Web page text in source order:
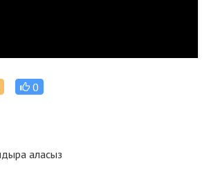
0
аласыз